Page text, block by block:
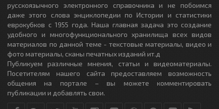
русскоязычного электронного справочника и не побоимся
даже этого слова энциклопедии по Истории и статистики
еврокубков с 1955 года. Наша главная задача это создание
удобного и многофункционального хранилища всех видов
материалов по данной теме - текстовые материалы, видео и
фото материалы, сканы печатных изданий ит.д
Публикуем различные мнения, статьи и видеоматериалы.
Посетителям нашего сайта предоставляем возможность
общения на портале – вы можете комментировать
публикации и добавлять свои.